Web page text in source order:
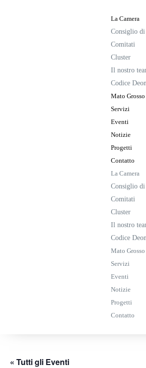
La Camera
Consiglio
Comitati
Cluster
Il nostro
Codice
Mato Grosso
Servizi
Eventi
Notizie
Progetti
Contatto
La Camera
Consiglio
Comitati
Cluster
Il nostro
Codice
Mato Grosso
Servizi
Eventi
Notizie
Progetti
Contatto
« Tutti gli Eventi